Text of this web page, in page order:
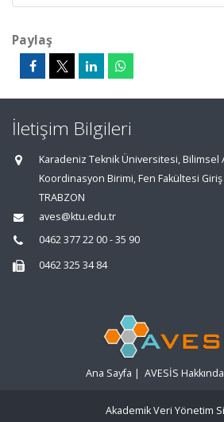
Paylaş
İletişim Bilgileri
Karadeniz Teknik Üniversitesi, Bilimsel
Koordinasyon Birimi, Fen Fakültesi Giriş
TRABZON
aves@ktu.edu.tr
0462 377 22 00 - 35 90
0462 325 34 84
Ana Sayfa | AVESİS Hakkında
Akademik Veri Yönetim